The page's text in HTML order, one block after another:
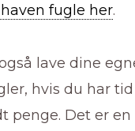
fugle her.
lave dine
hvis du har
penge. Det er en